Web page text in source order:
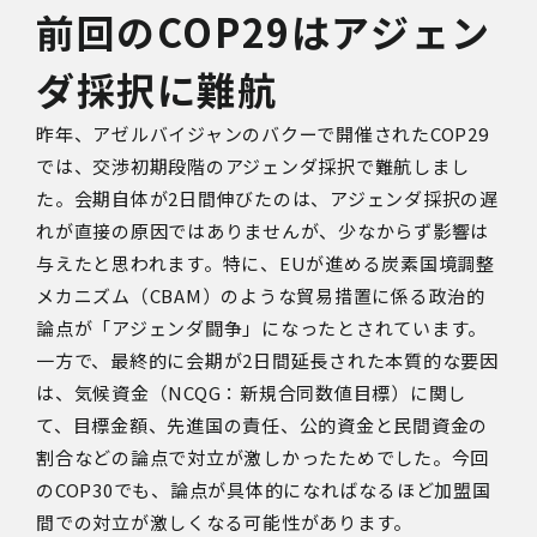
前回のCOP29はアジェン
ダ採択に難航
昨年、アゼルバイジャンのバクーで開催されたCOP29
では、交渉初期段階のアジェンダ採択で難航しまし
た。会期自体が2日間伸びたのは、アジェンダ採択の遅
れが直接の原因ではありませんが、少なからず影響は
与えたと思われます。特に、EUが進める炭素国境調整
メカニズム（CBAM）のような貿易措置に係る政治的
論点が「アジェンダ闘争」になったとされています。
一方で、最終的に会期が2日間延長された本質的な要因
は、気候資金（NCQG：新規合同数値目標）に関し
て、目標金額、先進国の責任、公的資金と民間資金の
割合などの論点で対立が激しかったためでした。今回
のCOP30でも、論点が具体的になればなるほど加盟国
間での対立が激しくなる可能性があります。